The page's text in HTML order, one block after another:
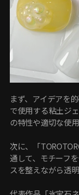
まず、アイデアを
で使用する粘土ジ
の特性や適切な使
次に、「
通して、モチーフ
スを整えながら透